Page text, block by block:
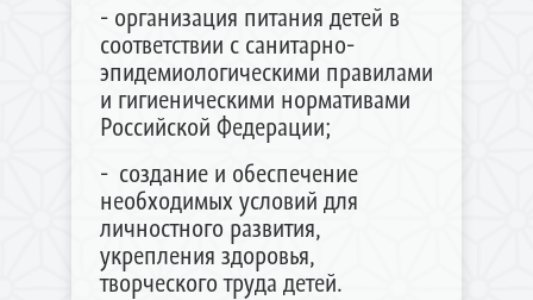
- организация питания детей в
соответствии с санитарно-
эпидемиологическими правилами
и гигиеническими нормативами
Российской Федерации;
- создание и обеспечение
необходимых условий для
личностного развития,
укрепления здоровья,
творческого труда детей.